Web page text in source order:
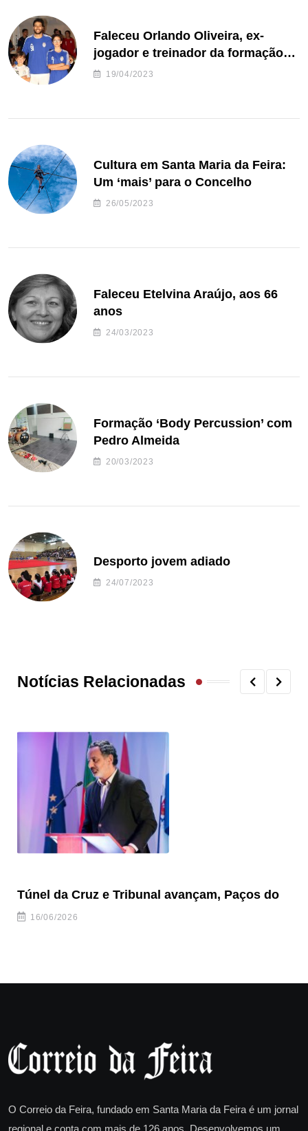
Faleceu Orlando Oliveira, ex-
jogador e treinador da formação
de andebol do Feirense
19/04/2023
Cultura em Santa Maria da Feira:
Um ‘mais’ para o Concelho
26/05/2023
Faleceu Etelvina Araújo, aos 66
anos
24/03/2023
Formação ‘Body Percussion’ com
Pedro Almeida
20/03/2023
Desporto jovem adiado
24/07/2023
Notícias Relacionadas
Túnel da Cruz e Tribunal avançam, Paços do
16/06/2026
O Correio da Feira, fundado em Santa Maria da Feira é um jornal
regional e conta com mais de 126 anos. Desenvolvemos um